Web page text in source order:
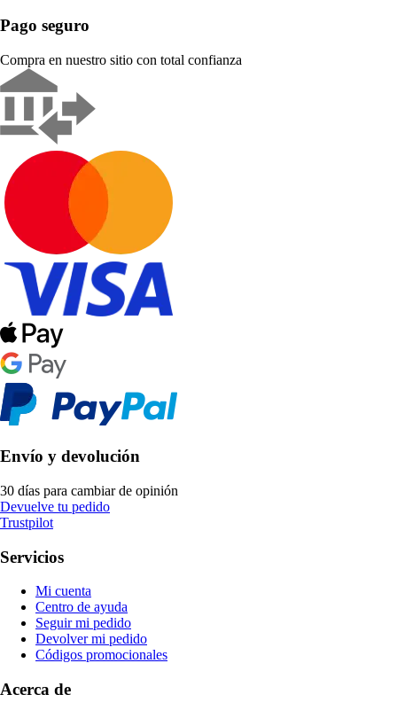
Pago seguro
Compra en nuestro sitio con total confianza
Envío y devolución
30 días para cambiar de opinión
Devuelve tu pedido
Trustpilot
Servicios
Mi cuenta
Centro de ayuda
Seguir mi pedido
Devolver mi pedido
Códigos promocionales
Acerca de